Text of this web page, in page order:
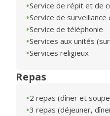
Service de répit et de
Service de surveillance
Service de téléphonie
Services aux unités
Services religieux
Repas
2 repas (dîner et
3 repas (déjeuner,